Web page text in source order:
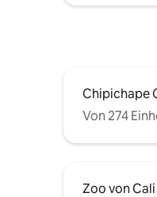
Chipichape
Von 274
Zoo von Cali